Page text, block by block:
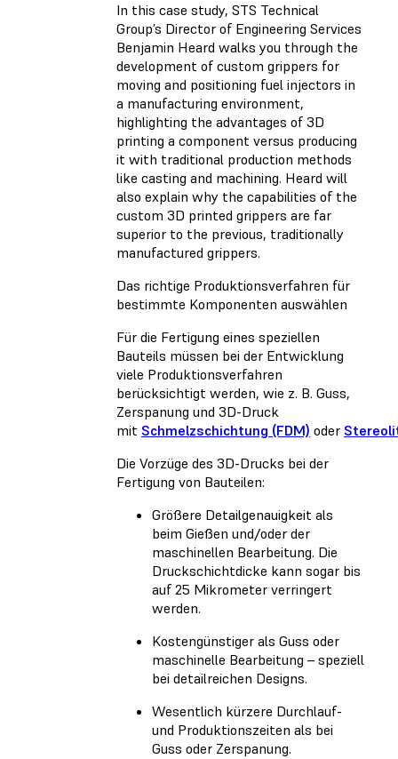
In this case study, STS Technical
Group’s Director of Engineering Services
Benjamin Heard walks you through the
development of custom grippers for
moving and positioning fuel injectors in
a manufacturing environment,
highlighting the advantages of 3D
printing a component versus producing
it with traditional production methods
like casting and machining. Heard will
also explain why the capabilities of the
custom 3D printed grippers are far
superior to the previous, traditionally
manufactured grippers.
Das richtige Produktionsverfahren für
bestimmte Komponenten auswählen
Für die Fertigung eines speziellen
Bauteils müssen bei der Entwicklung
viele Produktionsverfahren
berücksichtigt werden, wie z. B. Guss,
Zerspanung und 3D-Druck
mit Schmelzschichtung (FDM) oder
Die Vorzüge des 3D-Drucks bei der
Fertigung von Bauteilen:
Größere Detailgenauigkeit als
beim Gießen und/oder der
maschinellen Bearbeitung. Die
Druckschichtdicke kann sogar bis
auf 25 Mikrometer verringert
werden.
Kostengünstiger als Guss oder
maschinelle Bearbeitung – speziell
bei detailreichen Designs.
Wesentlich kürzere Durchlauf-
und Produktionszeiten als bei
Guss oder Zerspanung.